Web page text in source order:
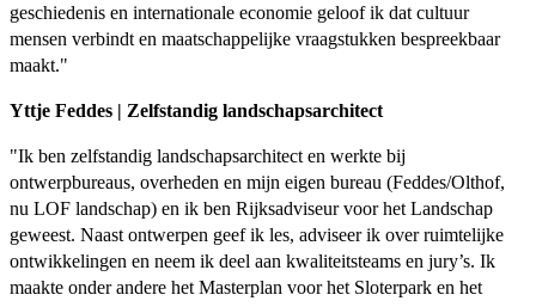
geschiedenis en internationale economie geloof ik dat cultuur
mensen verbindt en maatschappelijke vraagstukken bespreekbaar
maakt."
Yttje Feddes | Zelfstandig landschapsarchitect
"Ik ben zelfstandig landschapsarchitect en werkte bij
ontwerpbureaus, overheden en mijn eigen bureau (Feddes/Olthof,
nu LOF landschap) en ik ben Rijksadviseur voor het Landschap
geweest. Naast ontwerpen geef ik les, adviseer ik over ruimtelijke
ontwikkelingen en neem ik deel aan kwaliteitsteams en jury’s. Ik
maakte onder andere het Masterplan voor het Sloterpark en het